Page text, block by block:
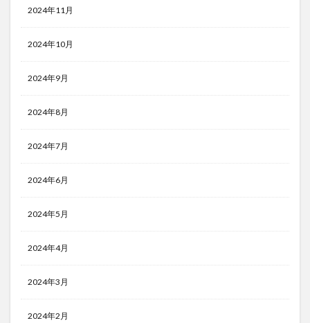
2024年11月
2024年10月
2024年9月
2024年8月
2024年7月
2024年6月
2024年5月
2024年4月
2024年3月
2024年2月